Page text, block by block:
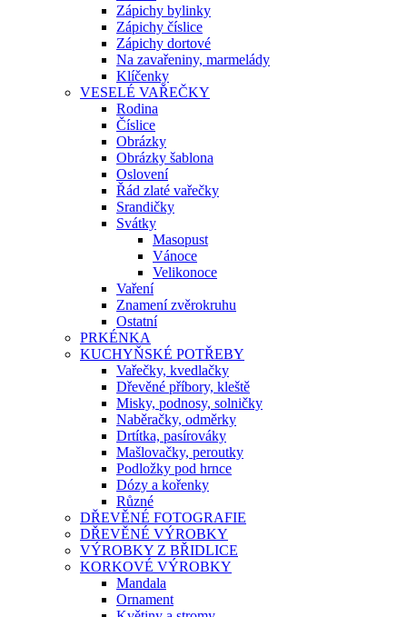
Zápichy bylinky
Zápichy číslice
Zápichy dortové
Na zavařeniny, marmelády
Klíčenky
VESELÉ VAŘEČKY
Rodina
Číslice
Obrázky
Obrázky šablona
Oslovení
Řád zlaté vařečky
Srandičky
Svátky
Masopust
Vánoce
Velikonoce
Vaření
Znamení zvěrokruhu
Ostatní
PRKÉNKA
KUCHYŇSKÉ POTŘEBY
Vařečky, kvedlačky
Dřevěné příbory, kleště
Misky, podnosy, solničky
Naběračky, odměrky
Drtítka, pasírováky
Mašlovačky, peroutky
Podložky pod hrnce
Dózy a kořenky
Různé
DŘEVĚNÉ FOTOGRAFIE
DŘEVĚNÉ VÝROBKY
VÝROBKY Z BŘIDLICE
KORKOVÉ VÝROBKY
Mandala
Ornament